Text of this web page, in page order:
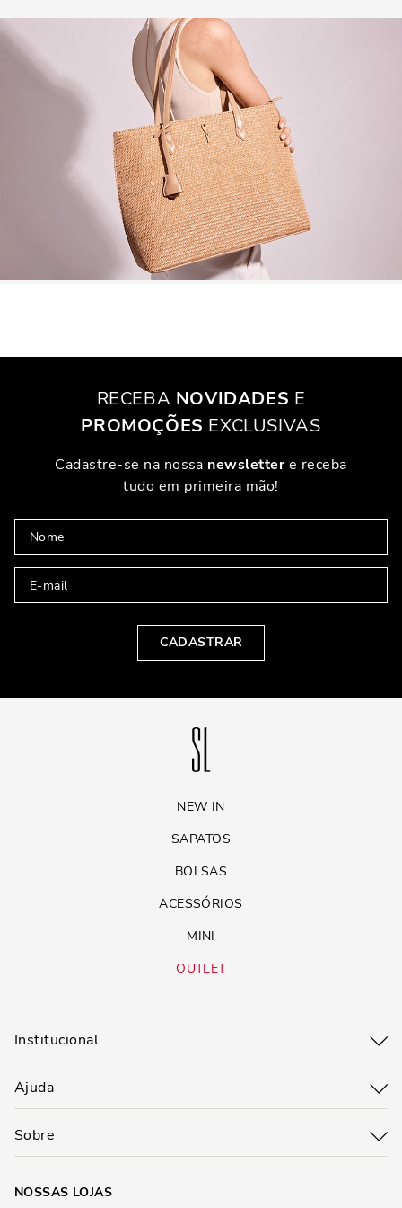
Para um look casual, a bolsa shopper é perfeita. Combine-a com jeans,
uma camiseta básica e tênis, e você está pronta para o dia. Se preferir,
um vestido leve e sandálias também são ótimas opções. A bolsa
adiciona aquele toque de estilo sem parecer que você tentou demais.
E para ocasiões mais formais? A bolsa shopper também pode ser uma
ótima aliada. Escolha um modelo mais estruturado em uma cor neutra
e combine com um blazer e calças sociais. Você terá um look elegante e
prático, pronto para qualquer reunião ou evento.
A bolsa shopper é um verdadeiro coringa no guarda-roupa de qualquer
mulher. Com sua combinação de estilo, praticidade e versatilidade, ela
cores neutras, que podem complementar um look formal
RECEBA NOVIDADES E
PROMOÇÕES EXCLUSIVAS
Cadastre-se na nossa newslettere receba
tudo em primeira mão!
CADASTRAR
NEW IN
SAPATOS
BOLSAS
ACESSÓRIOS
MINI
OUTLET
Institucional
Ajuda
Sobre
NOSSAS LOJAS